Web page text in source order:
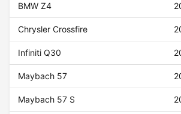
BMW Z4
Chrysler Crossfire
Infiniti Q30
Maybach 57
Maybach 57 S